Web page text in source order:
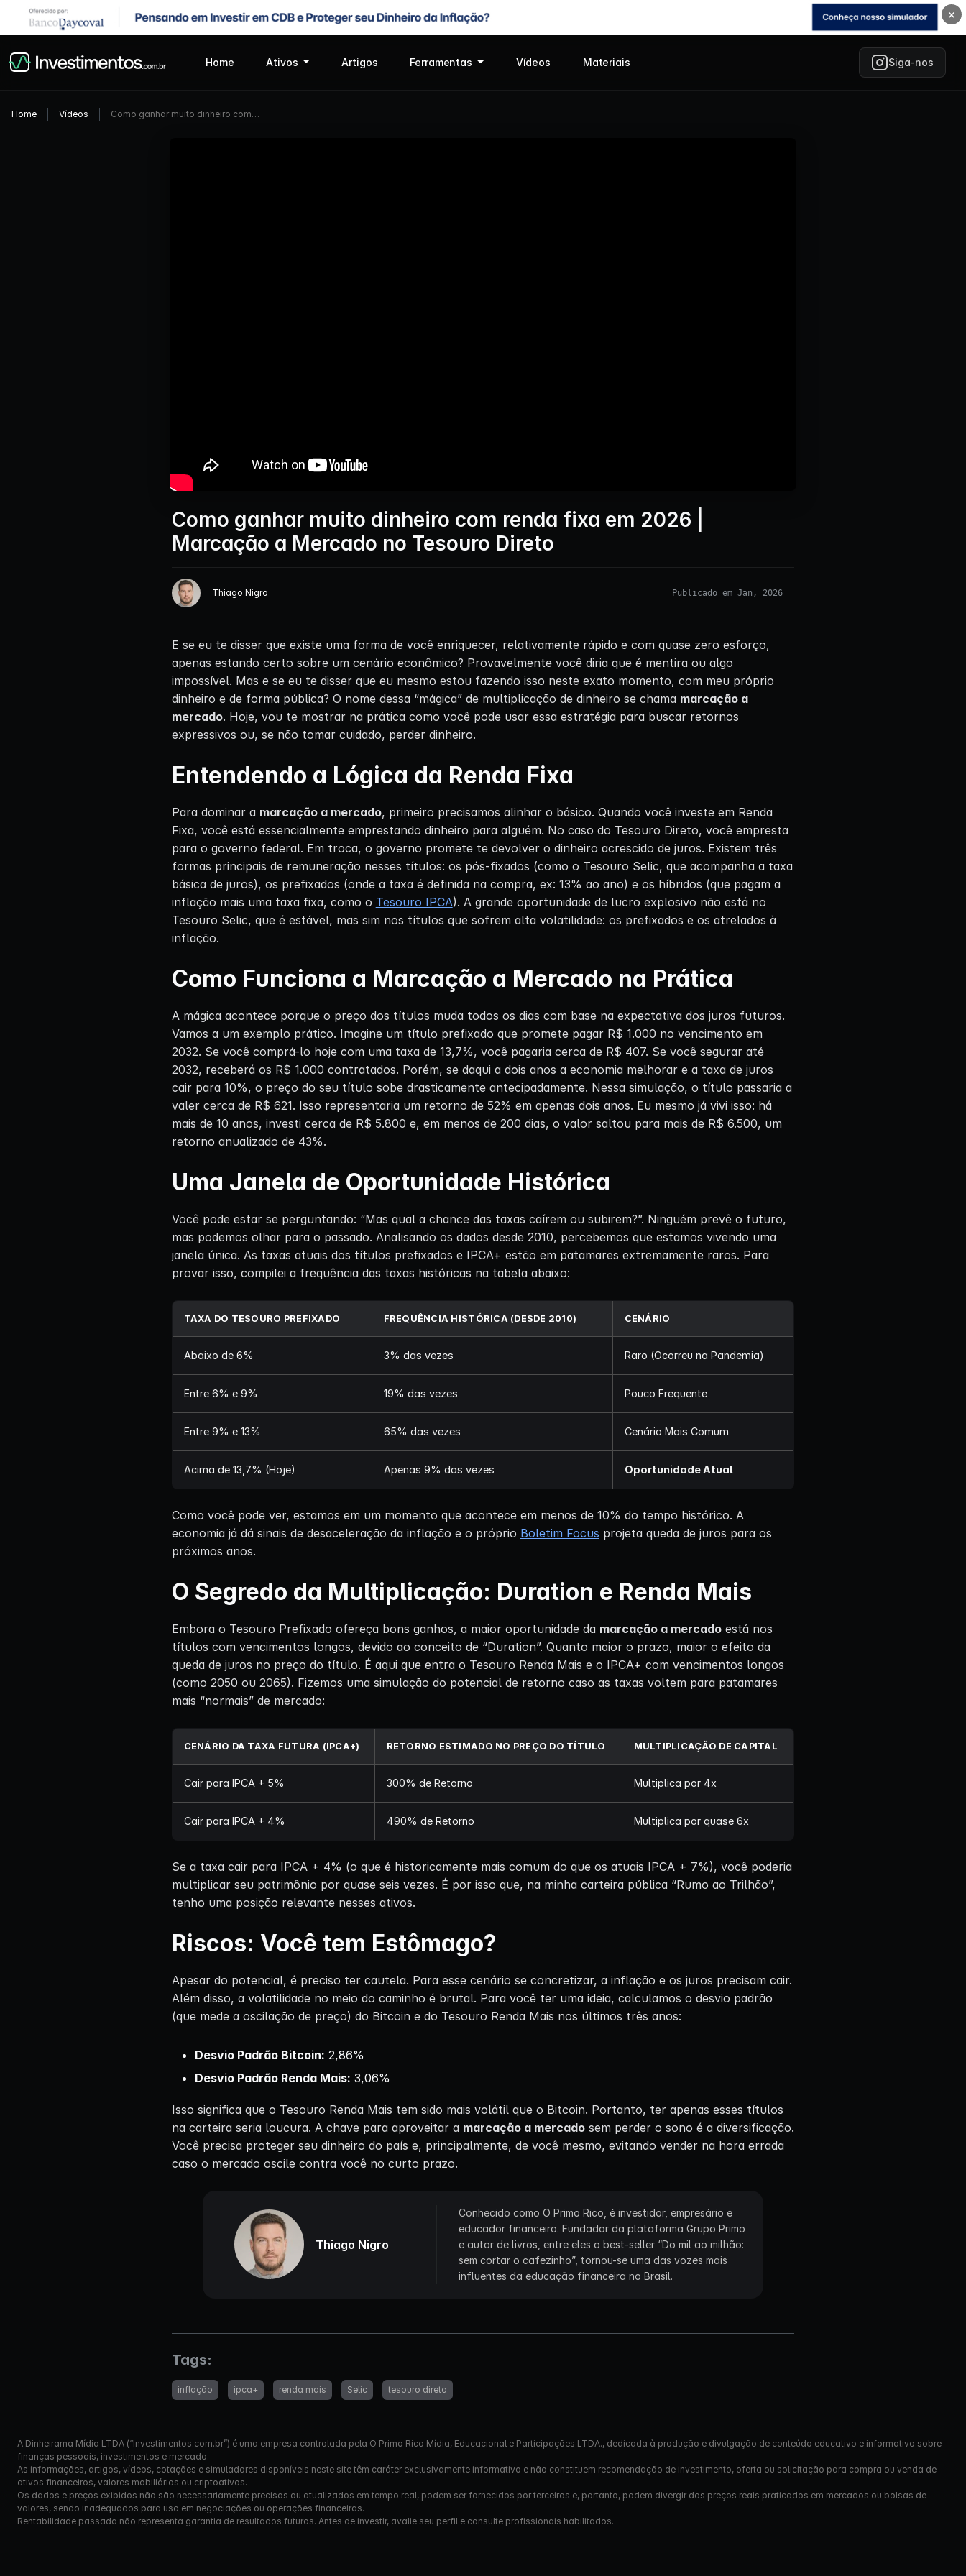
×
Home Ativos Artigos Ferramentas Vídeos Materiais Siga-nos
Home Vídeos Como ganhar muito dinheiro com…
Como ganhar muito dinheiro com renda fixa em 2026 |
Marcação a Mercado no Tesouro Direto
Thiago Nigro Publicado em Jan, 2026
E se eu te disser que existe uma forma de você enriquecer, relativamente rápido e com quase zero esforço,
apenas estando certo sobre um cenário econômico? Provavelmente você diria que é mentira ou algo
impossível. Mas e se eu te disser que eu mesmo estou fazendo isso neste exato momento, com meu próprio
dinheiro e de forma pública? O nome dessa “mágica” de multiplicação de dinheiro se chama marcação a
mercado. Hoje, vou te mostrar na prática como você pode usar essa estratégia para buscar retornos
expressivos ou, se não tomar cuidado, perder dinheiro.
Entendendo a Lógica da Renda Fixa
Para dominar a marcação a mercado, primeiro precisamos alinhar o básico. Quando você investe em Renda
Fixa, você está essencialmente emprestando dinheiro para alguém. No caso do Tesouro Direto, você empresta
para o governo federal. Em troca, o governo promete te devolver o dinheiro acrescido de juros. Existem três
formas principais de remuneração nesses títulos: os pós-fixados (como o Tesouro Selic, que acompanha a taxa
básica de juros), os prefixados (onde a taxa é definida na compra, ex: 13% ao ano) e os híbridos (que pagam a
inflação mais uma taxa fixa, como o Tesouro IPCA). A grande oportunidade de lucro explosivo não está no
Tesouro Selic, que é estável, mas sim nos títulos que sofrem alta volatilidade: os prefixados e os atrelados à
inflação.
Como Funciona a Marcação a Mercado na Prática
A mágica acontece porque o preço dos títulos muda todos os dias com base na expectativa dos juros futuros.
Vamos a um exemplo prático. Imagine um título prefixado que promete pagar R$ 1.000 no vencimento em
2032. Se você comprá-lo hoje com uma taxa de 13,7%, você pagaria cerca de R$ 407. Se você segurar até
2032, receberá os R$ 1.000 contratados. Porém, se daqui a dois anos a economia melhorar e a taxa de juros
cair para 10%, o preço do seu título sobe drasticamente antecipadamente. Nessa simulação, o título passaria a
valer cerca de R$ 621. Isso representaria um retorno de 52% em apenas dois anos. Eu mesmo já vivi isso: há
mais de 10 anos, investi cerca de R$ 5.800 e, em menos de 200 dias, o valor saltou para mais de R$ 6.500, um
retorno anualizado de 43%.
Uma Janela de Oportunidade Histórica
Você pode estar se perguntando: “Mas qual a chance das taxas caírem ou subirem?”. Ninguém prevê o futuro,
mas podemos olhar para o passado. Analisando os dados desde 2010, percebemos que estamos vivendo uma
janela única. As taxas atuais dos títulos prefixados e IPCA+ estão em patamares extremamente raros. Para
provar isso, compilei a frequência das taxas históricas na tabela abaixo:
TAXA DO TESOURO PREFIXADO FREQUÊNCIA HISTÓRICA (DESDE 2010) CENÁRIO
Abaixo de 6% 3% das vezes Raro (Ocorreu na Pandemia)
Entre 6% e 9% 19% das vezes Pouco Frequente
Entre 9% e 13% 65% das vezes Cenário Mais Comum
Acima de 13,7% (Hoje) Apenas 9% das vezes Oportunidade Atual
Como você pode ver, estamos em um momento que acontece em menos de 10% do tempo histórico. A
economia já dá sinais de desaceleração da inflação e o próprio Boletim Focus projeta queda de juros para os
próximos anos.
O Segredo da Multiplicação: Duration e Renda Mais
Embora o Tesouro Prefixado ofereça bons ganhos, a maior oportunidade da marcação a mercadoestá nos
títulos com vencimentos longos, devido ao conceito de “Duration”. Quanto maior o prazo, maior o efeito da
queda de juros no preço do título. É aqui que entra o Tesouro Renda Mais e o IPCA+ com vencimentos longos
(como 2050 ou 2065). Fizemos uma simulação do potencial de retorno caso as taxas voltem para patamares
mais “normais” de mercado:
CENÁRIO DA TAXA FUTURA (IPCA+) RETORNO ESTIMADO NO PREÇO DO TÍTULO MULTIPLICAÇÃO DE CAPITAL
Cair para IPCA + 5% 300% de Retorno Multiplica por 4x
Cair para IPCA + 4% 490% de Retorno Multiplica por quase 6x
Se a taxa cair para IPCA + 4% (o que é historicamente mais comum do que os atuais IPCA + 7%), você poderia
multiplicar seu patrimônio por quase seis vezes. É por isso que, na minha carteira pública “Rumo ao Trilhão”,
tenho uma posição relevante nesses ativos.
Riscos: Você tem Estômago?
Apesar do potencial, é preciso ter cautela. Para esse cenário se concretizar, a inflação e os juros precisam cair.
Além disso, a volatilidade no meio do caminho é brutal. Para você ter uma ideia, calculamos o desvio padrão
(que mede a oscilação de preço) do Bitcoin e do Tesouro Renda Mais nos últimos três anos:
Desvio Padrão Bitcoin: 2,86%
Desvio Padrão Renda Mais: 3,06%
Isso significa que o Tesouro Renda Mais tem sido mais volátil que o Bitcoin. Portanto, ter apenas esses títulos
na carteira seria loucura. A chave para aproveitar a marcação a mercadosem perder o sono é a diversificação.
Você precisa proteger seu dinheiro do país e, principalmente, de você mesmo, evitando vender na hora errada
caso o mercado oscile contra você no curto prazo.
Thiago Nigro
Conhecido como O Primo Rico, é investidor, empresário e
educador financeiro. Fundador da plataforma Grupo Primo
e autor de livros, entre eles o best-seller “Do mil ao milhão:
sem cortar o cafezinho”, tornou-se uma das vozes mais
influentes da educação financeira no Brasil.
Tags:
inflação ipca+ renda mais Selic tesouro direto
A Dinheirama Mídia LTDA (“Investimentos.com.br”) é uma empresa controlada pela O Primo Rico Mídia, Educacional e Participações LTDA., dedicada à produção e divulgação de conteúdo educativo e informativo sobre
finanças pessoais, investimentos e mercado.
As informações, artigos, vídeos, cotações e simuladores disponíveis neste site têm caráter exclusivamente informativo e não constituem recomendação de investimento, oferta ou solicitação para compra ou venda de
ativos financeiros, valores mobiliários ou criptoativos.
Os dados e preços exibidos não são necessariamente precisos ou atualizados em tempo real, podem ser fornecidos por terceiros e, portanto, podem divergir dos preços reais praticados em mercados ou bolsas de
valores, sendo inadequados para uso em negociações ou operações financeiras.
Rentabilidade passada não representa garantia de resultados futuros. Antes de investir, avalie seu perfil e consulte profissionais habilitados.